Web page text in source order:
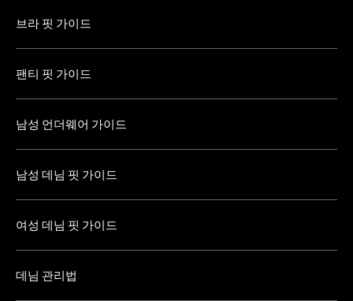
브라 핏 가이드
팬티 핏 가이드
남성 언더웨어 가이드
남성 데님 핏 가이드
여성 데님 핏 가이드
데님 관리법